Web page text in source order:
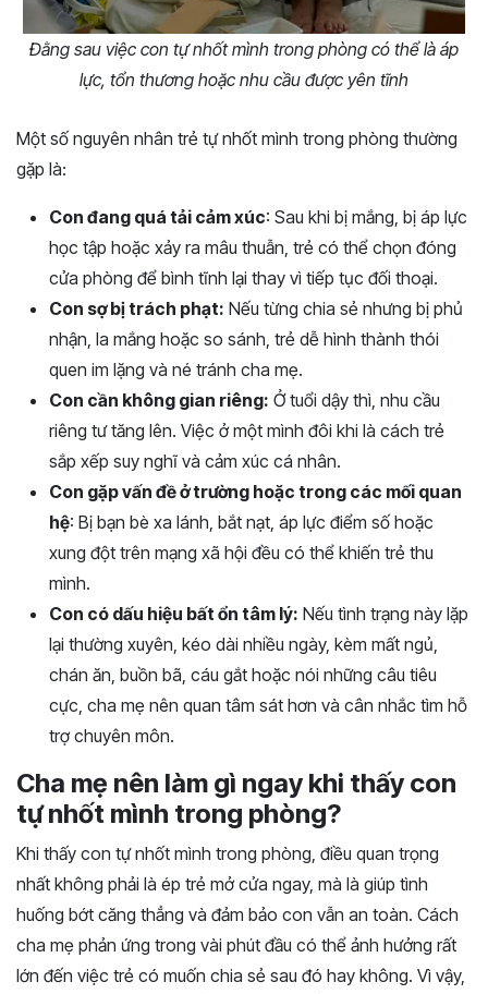
Đằng sau việc con tự nhốt mình trong phòng có thể là áp
lực, tổn thương hoặc nhu cầu được yên tĩnh
Một số nguyên nhân trẻ tự nhốt mình trong phòng thường
gặp là:
Con đang quá tải cảm xúc: Sau khi bị mắng, bị áp lực
học tập hoặc xảy ra mâu thuẫn, trẻ có thể chọn đóng
cửa phòng để bình tĩnh lại thay vì tiếp tục đối thoại.
Con sợ bị trách phạt: Nếu từng chia sẻ nhưng bị phủ
nhận, la mắng hoặc so sánh, trẻ dễ hình thành thói
quen im lặng và né tránh cha mẹ.
Con cần không gian riêng: Ở tuổi dậy thì, nhu cầu
riêng tư tăng lên. Việc ở một mình đôi khi là cách trẻ
sắp xếp suy nghĩ và cảm xúc cá nhân.
Con gặp vấn đề ở trường hoặc trong các mối quan
hệ: Bị bạn bè xa lánh, bắt nạt, áp lực điểm số hoặc
xung đột trên mạng xã hội đều có thể khiến trẻ thu
mình.
Con có dấu hiệu bất ổn tâm lý: Nếu tình trạng này lặp
lại thường xuyên, kéo dài nhiều ngày, kèm mất ngủ,
chán ăn, buồn bã, cáu gắt hoặc nói những câu tiêu
cực, cha mẹ nên quan tâm sát hơn và cân nhắc tìm hỗ
trợ chuyên môn.
Cha mẹ nên làm gì ngay khi thấy con
tự nhốt mình trong phòng?
Khi thấy con tự nhốt mình trong phòng, điều quan trọng
nhất không phải là ép trẻ mở cửa ngay, mà là giúp tình
huống bớt căng thẳng và đảm bảo con vẫn an toàn. Cách
cha mẹ phản ứng trong vài phút đầu có thể ảnh hưởng rất
lớn đến việc trẻ có muốn chia sẻ sau đó hay không. Vì vậy,